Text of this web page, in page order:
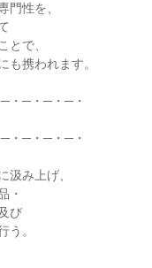
門性を、
とで、
も携われます。
・─・─・─・
・─・─・─・
汲み上げ、
・
び
う。